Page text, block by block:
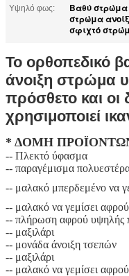
Υψηλό φως:
Βαθύ στρώμα
στρώμα
σφιχτό
Το ορθοπεδικό
άνοιξη στρώμα
πρόσθετο και οι
χρησιμοποιεί
* ΔΟΜΗ
-- Πλεκτό ύφασμα
-- παραγέμισμα
-- μαλακό μπερδεμένο να
-- μαλακό να γεμίσει αφρού
-- πλήρωση αφρού υψηλής
-- μαξιλάρι
-- μονάδα άνοιξη τσεπών
-- μαξιλάρι
-- μαλακό να γεμίσει αφρού